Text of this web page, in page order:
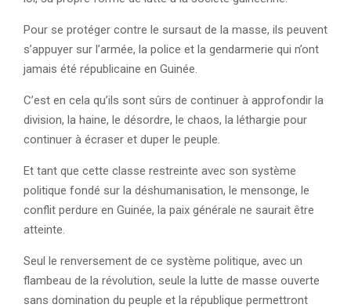
Pour se protéger contre le sursaut de la masse, ils peuvent
s’appuyer sur l’armée, la police et la gendarmerie qui n’ont
jamais été républicaine en Guinée.
C’est en cela qu’ils sont sûrs de continuer à approfondir la
division, la haine, le désordre, le chaos, la léthargie pour
continuer à écraser et duper le peuple.
Et tant que cette classe restreinte avec son système
politique fondé sur la déshumanisation, le mensonge, le
conflit perdure en Guinée, la paix générale ne saurait être
atteinte.
Seul le renversement de ce système politique, avec un
flambeau de la révolution, seule la lutte de masse ouverte
sans domination du peuple et la république permettront